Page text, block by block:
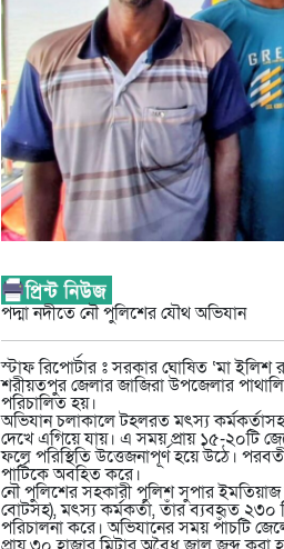
পদ্মা নদীতে নৌ পুলিশের যৌথ অভিযান
স্টাফ রিপোর্টার ঃ সরকার ঘোষিত ‘মা
শরীয়তপুর জেলার জাজিরা উপজেলার
পরিচালিত হয়।
অভিযান চলাকালে টহলরত মৎস্য
দেখে এগিয়ে যায়। এ সময় প্রায় ১৫-২০টি
ফলে পরিস্থিতি উত্তেজনাপূর্ণ হয়ে উঠে।
পার্টিকে অবহিত করে।
নৌ পুলিশের সহকারী পুলিশ সুপার ইমতিয়াজ
বোটসহ), মৎস্য কর্মকর্তা, তাঁর ব্যবহৃত
পরিচালনা করে। অভিযানের সময় পাঁচটি